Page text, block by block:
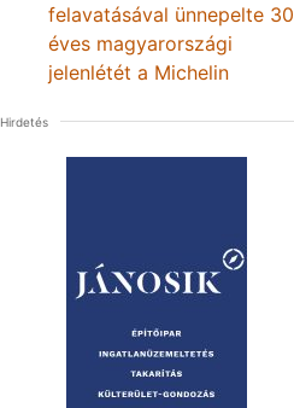
felavatásával ünnepelte 30
éves magyarországi
jelenlétét a Michelin
Hirdetés